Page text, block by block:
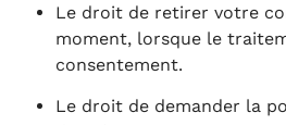
Le droit de retirer votre
moment, lorsque le
consentement.
Le droit de demander la